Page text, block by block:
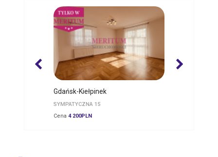
Gdańsk-Kiełpinek
SYMPATYCZNA 15
Cena 4 200PLN